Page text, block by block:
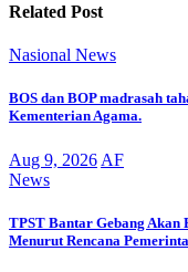
Related Post
Nasional News
BOS dan BOP madrasah
Kementerian Agama.
Aug 9, 2026 AF
News
TPST Bantar Gebang Akan
Menurut Rencana